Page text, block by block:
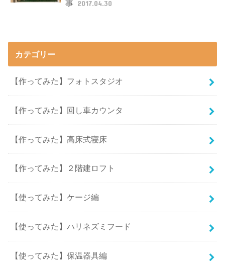
事 2017.04.30
カテゴリー
【作ってみた】フォトスタジオ
【作ってみた】回し車カウンタ
【作ってみた】高床式寝床
【作ってみた】２階建ロフト
【使ってみた】ケージ編
【使ってみた】ハリネズミフード
【使ってみた】保温器具編